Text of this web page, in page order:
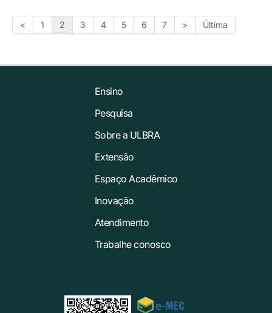
< 1 2 3 4 5 6 7 > Última
Ensino
Pesquisa
Sobre a ULBRA
Extensão
Espaço Acadêmico
Inovação
Atendimento
Trabalhe conosco